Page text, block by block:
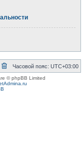
Часовой пояс: UTC+03:00
© phpBB Limited